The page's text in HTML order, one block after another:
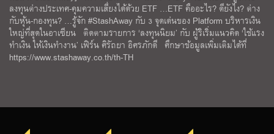
ลงทุนต่างประเทศ-คุมความเสี่ยงได้ด้วย ETF …ETF คืออะไร? ดียังไง? ต่าง
กับหุ้น-กองทุน? …รู้จัก #StashAway กับ 3 จุดเด่นของ Platform บริหารเงิน
ใหญ่ที่สุดในอาเซียน ติดตามรายการ ‘ลงทุนนิยม’ กับ ผู้ริเริ่มแนวคิด ‘ใช้แรง
ทำเงิน ให้เงินทำงาน’ เฟิร์น ศิรัถยา อิศรภักดี ศึกษาข้อมูลเพิ่มเติมได้ที่
https://www.stashaway.co.th/th-TH